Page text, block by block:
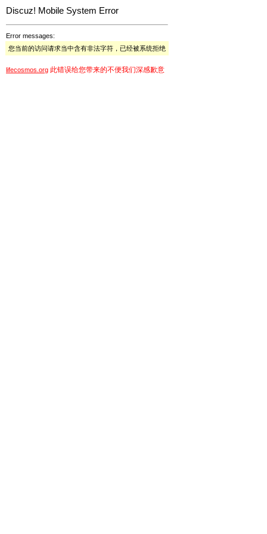
Discuz! Mobile System Error
Error messages:
您当前的访问请求当中含有非法字符，已经被系统拒绝
lifecosmos.org 此错误给您带来的不便我们深感歉意